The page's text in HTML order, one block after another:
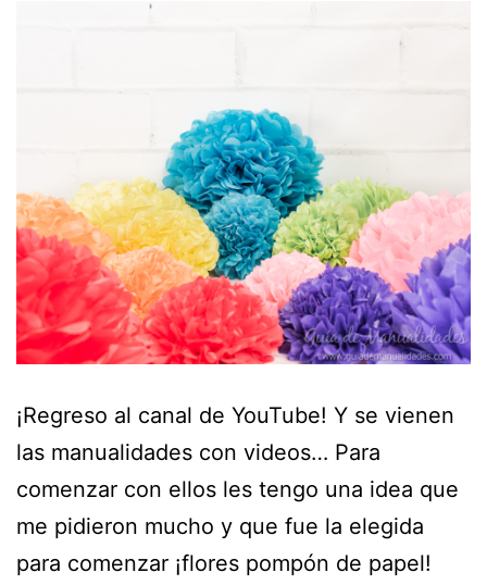
¡Regreso al canal de YouTube! Y se vienen
las manualidades con videos… Para
comenzar con ellos les tengo una idea que
me pidieron mucho y que fue la elegida
para comenzar ¡flores pompón de papel!